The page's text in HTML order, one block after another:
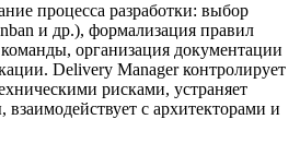
процесса разработки: выбор
и др.), формализация правил
организация документации
Delivery Manager контролирует
рисками, устраняет
с архитекторами и